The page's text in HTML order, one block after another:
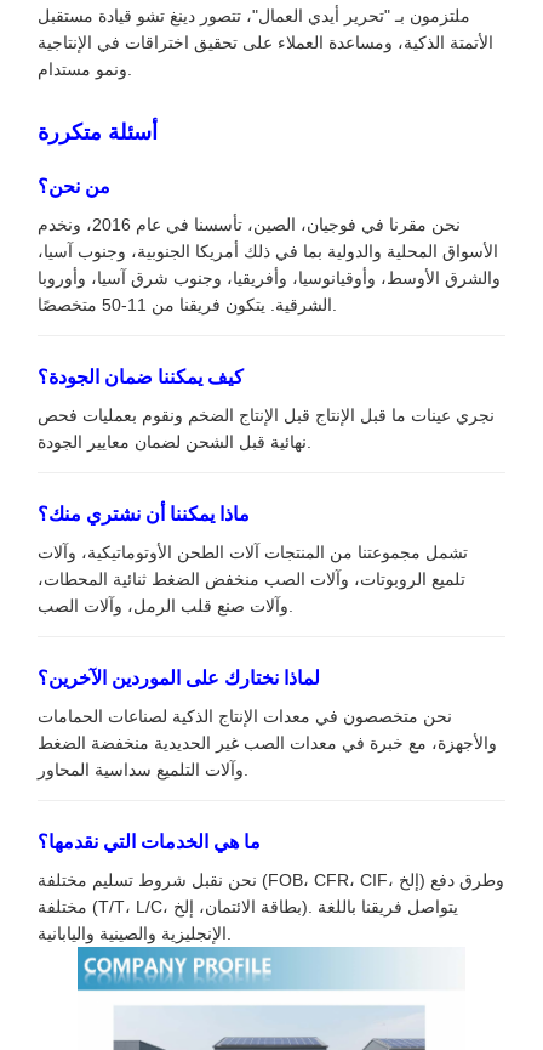
ملتزمون بـ "تحرير أيدي العمال"، تتصور دينغ تشو قيادة مستقبل
الأتمتة الذكية، ومساعدة العملاء على تحقيق اختراقات في الإنتاجية
أسئلة متكررة
من نحن؟
نحن مقرنا في فوجيان، الصين، تأسسنا في عام 2016، ونخدم
الأسواق المحلية والدولية بما في ذلك أمريكا الجنوبية، وجنوب آسيا،
والشرق الأوسط، وأوقيانوسيا، وأفريقيا، وجنوب شرق آسيا، وأوروبا
كيف يمكننا ضمان الجودة؟
نجري عينات ما قبل الإنتاج قبل الإنتاج الضخم ونقوم بعمليات فحص
ماذا يمكننا أن نشتري منك؟
تشمل مجموعتنا من المنتجات آلات الطحن الأوتوماتيكية، وآلات
تلميع الروبوتات، وآلات الصب منخفض الضغط ثنائية المحطات،
لماذا نختارك على الموردين الآخرين؟
نحن متخصصون في معدات الإنتاج الذكية لصناعات الحمامات
والأجهزة، مع خبرة في معدات الصب غير الحديدية منخفضة الضغط
ما هي الخدمات التي نقدمها؟
نحن نقبل شروط تسليم مختلفة (FOB، CFR، CIF، إلخ) وطرق دفع
مختلفة (T/T، L/C، بطاقة الائتمان، إلخ). يتواصل فريقنا باللغة